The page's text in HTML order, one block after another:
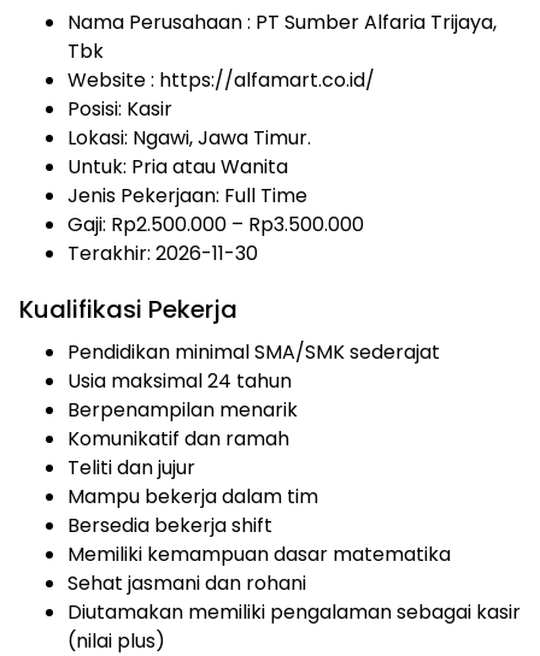
Nama Perusahaan : PT Sumber Alfaria Trijaya,
Tbk
Website : https://alfamart.co.id/
Posisi: Kasir
Lokasi: Ngawi, Jawa Timur.
Untuk: Pria atau Wanita
Jenis Pekerjaan: Full Time
Gaji: Rp2.500.000 – Rp3.500.000
Terakhir: 2026-11-30
Kualifikasi Pekerja
Pendidikan minimal SMA/SMK sederajat
Usia maksimal 24 tahun
Berpenampilan menarik
Komunikatif dan ramah
Teliti dan jujur
Mampu bekerja dalam tim
Bersedia bekerja shift
Memiliki kemampuan dasar matematika
Sehat jasmani dan rohani
Diutamakan memiliki pengalaman sebagai kasir
(nilai plus)